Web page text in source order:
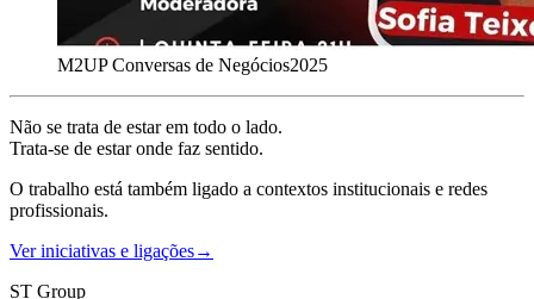
M2UP Conversas de Negócios2025
Não se trata de estar em todo o lado.
Trata-se de estar onde faz sentido.
O trabalho está também ligado a contextos institucionais e redes
profissionais.
Ver iniciativas e ligações→
ST Group